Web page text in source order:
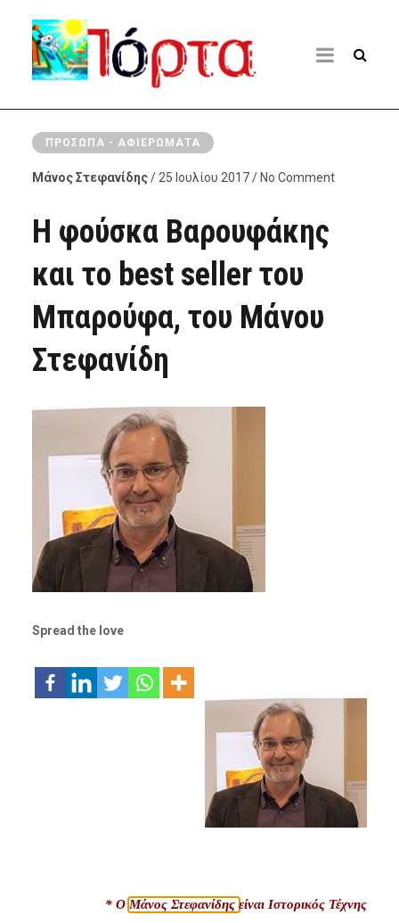
ΠΡΌΣΩΠΑ - ΑΦΙΕΡΏΜΑΤΑ
Μάνος Στεφανίδης/ 25 Ιουλίου 2017 / No Comment
Η φούσκα Βαρουφάκης
και το best seller του
Μπαρούφα, του Μάνου
Στεφανίδη
Spread the love
* ΟΜάνος Στεφανίδηςείναι Ιστορικός Τέχνης